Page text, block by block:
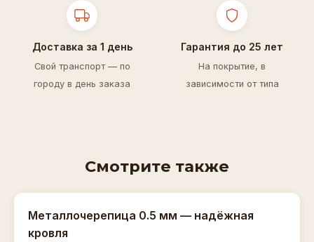
Доставка за 1 день
Свой транспорт — по
городу в день заказа
Гарантия до 25 лет
На покрытие, в
зависимости от типа
Смотрите также
Металлочерепица 0.5 мм — надёжная
кровля